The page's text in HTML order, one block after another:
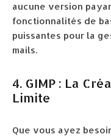
aucune version
fonctionnalités de
puissantes pour la
mails.
4. GIMP : La
Limite
Que vous ayez